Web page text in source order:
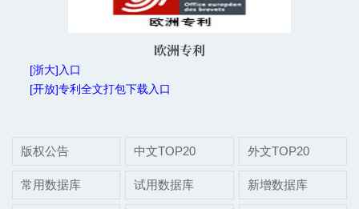
欧洲专利
[浙大]入口
[开放]专利全文打包下载入口
版权公告 中文TOP20 外文TOP20
常用数据库 试用数据库 新增数据库